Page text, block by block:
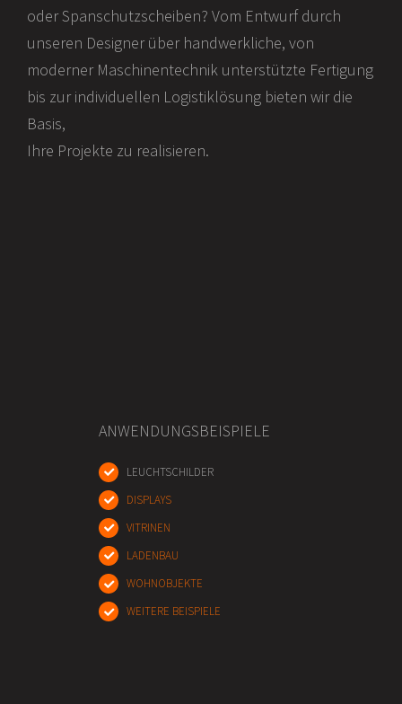
oder Spanschutzscheiben? Vom Entwurf durch
unseren Designer über handwerkliche, von
moderner Maschinentechnik unterstützte Fertigung
bis zur individuellen Logistiklösung bieten wir die
Basis,
Ihre Projekte zu realisieren.
ANWENDUNGSBEISPIELE
LEUCHTSCHILDER
DISPLAYS
VITRINEN
LADENBAU
WOHNOBJEKTE
WEITERE BEISPIELE